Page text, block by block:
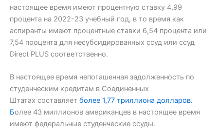
настоящее время имеют процентную ставку 4,99
процента на 2022-23 учебный год, в то время как
аспиранты имеют процентные ставки 6,54 процента или
7,54 процента для несубсидированных ссуд или ссуд
Direct PLUS соответственно.
В настоящее время непогашенная задолженность по
студенческим кредитам в Соединенных
Штатах составляет более 1,77 триллиона долларов.
Более 43 миллионов американцев в настоящее время
имеют федеральные студенческие ссуды.